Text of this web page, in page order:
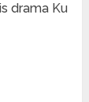
drama Ku